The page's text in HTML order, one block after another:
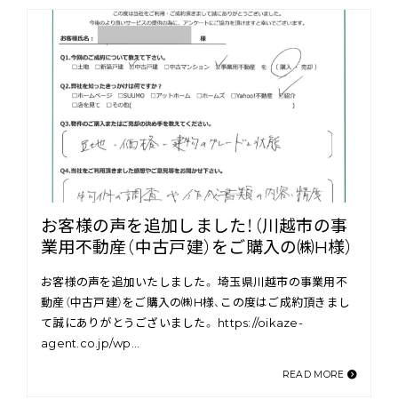
お客様の声を追加しました！（川越市の事
業用不動産（中古戸建）をご購入の㈱H様）
お客様の声を追加いたしました。 埼玉県川越市の事業用不
動産（中古戸建）をご購入の㈱H様、この度はご成約頂きまし
て誠にありがとうございました。 https://oikaze-
agent.co.jp/wp…
READ MORE